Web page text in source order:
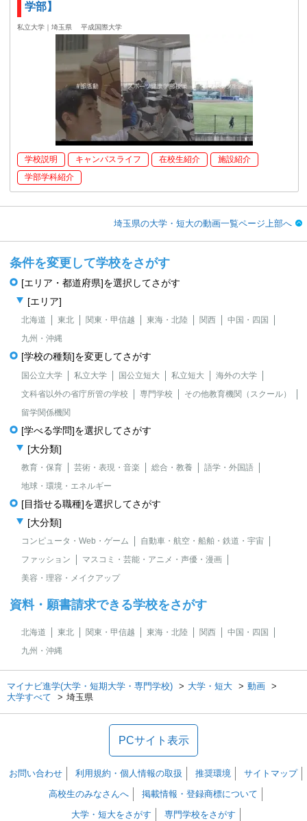
学部】
私立大学｜埼玉県 平成国際大学
学校説明 キャンパスライフ 在校生紹介
施設紹介
学部学科紹介
埼玉県の大学・短大の動画一覧ページ上部へ
条件を変更して学校をさがす
[エリア・都道府県]を選択してさがす
[エリア]
北海道 東北 関東・甲信越 東海・北陸 関西
中国・四国
九州・沖縄
[学校の種類]を変更してさがす
国公立大学 私立大学 国公立短大 私立短大
海外の大学
文科省以外の省庁所管の学校
専門学校
その他教育機関（スクール）
留学関係機関
[学べる学問]を選択してさがす
[大分類]
教育・保育 芸術・表現・音楽 総合・教養
語学・外国語
地球・環境・エネルギー
[目指せる職種]を選択してさがす
[大分類]
コンピュータ・Web・ゲーム
自動車・航空・船舶・鉄道・宇宙
ファッション
マスコミ・芸能・アニメ・声優・漫画
美容・理容・メイクアップ
資料・願書請求できる学校をさがす
北海道 東北 関東・甲信越 東海・北陸 関西
中国・四国
九州・沖縄
マイナビ進学(大学・短期大学・専門学校) 大学・短大
動画
大学すべて
埼玉県
PCサイト表示
お問い合わせ 利用規約・個人情報の取扱 推奨環境
サイトマップ
高校生のみなさんへ
掲載情報・登録商標について
大学・短大をさがす
専門学校をさがす